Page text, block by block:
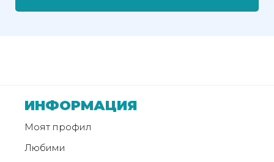
ИНФОРМАЦИЯ
Моят профил
Любими